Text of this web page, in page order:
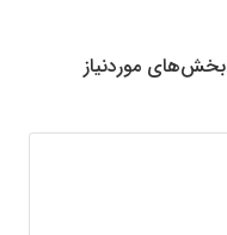
بخش‌های موردنیاز